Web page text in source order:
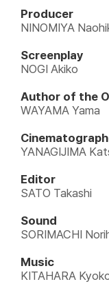
Producer
NINOMIYA
Screenplay
NOGI Akiko
Author of the
WAYAMA Yama
YANAGIJIMA
Editor
SATO Takashi
Sound
SORIMACHI
Music
KITAHARA